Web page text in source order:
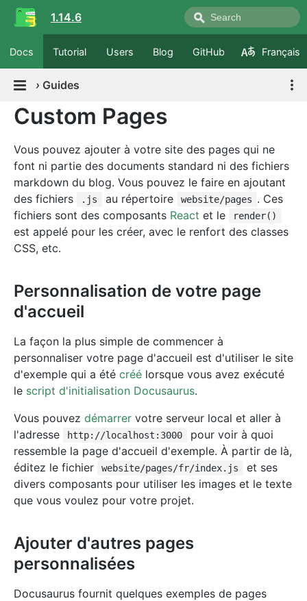
1.14.6
Docs Tutorial Users Blog GitHub Français
› Guides
Custom Pages
Vous pouvez ajouter à votre site des pages qui ne
font ni partie des documents standard ni des fichiers
markdown du blog. Vous pouvez le faire en ajoutant
des fichiers
.js au répertoire website/pages . Ces
fichiers sont des composants React et le render()
est appelé pour les créer, avec le renfort des classes
CSS, etc.
Personnalisation de votre page
d'accueil
La façon la plus simple de commencer à
personnaliser votre page d'accueil est d'utiliser le site
d'exemple qui a été créé lorsque vous avez exécuté
le script d'initialisation Docusaurus.
Vous pouvez démarrer votre serveur local et aller à
l'adresse
http://localhost:3000
pour voir à quoi
ressemble la page d'accueil d'exemple. À partir de là,
éditez le fichier
website/pages/fr/index.js
et ses
divers composants pour utiliser les images et le texte
que vous voulez pour votre projet.
Ajouter d'autres pages
personnalisées
Docusaurus fournit quelques exemples de pages